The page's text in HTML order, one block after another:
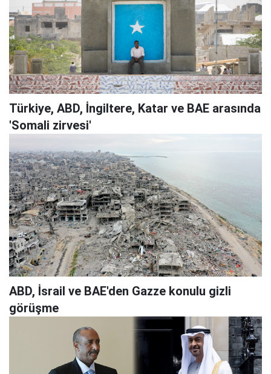
Türkiye, ABD, İngiltere, Katar ve BAE arasında
'Somali zirvesi'
ABD, İsrail ve BAE'den Gazze konulu gizli
görüşme